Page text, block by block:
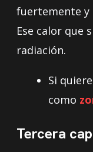
fuertemente y
Ese calor que
radiación.
Si
como
Tercera